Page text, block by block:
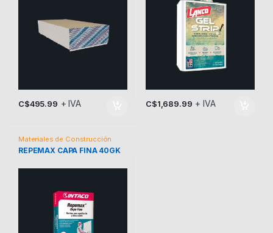
C$495.99 + IVA C$1,689.99 + IVA
Materiales de Construcción
REPEMAX CAPA FINA 40GK